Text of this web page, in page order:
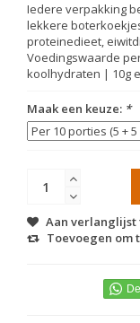
Iedere verpakking
lekkere
proteinedieet,
Voedingswaarde
koolhydraten | 10g
Maak een keuze: *
Aan verlanglijst
Toevoegen om